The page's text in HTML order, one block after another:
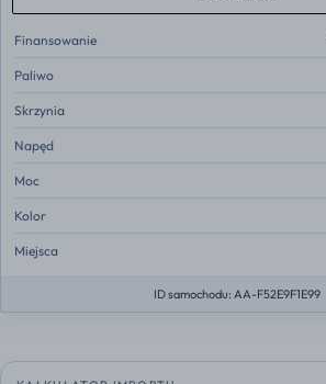
Finansowanie
Paliwo
Skrzynia
Napęd
Moc
Kolor
Miejsca
ID samochodu: AA-F52E9F1E99